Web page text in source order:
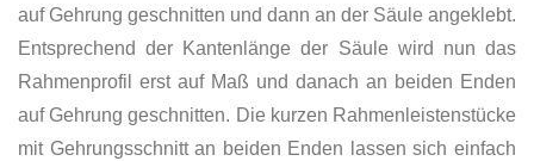
auf Gehrung geschnitten und dann an der Säule angeklebt.
Entsprechend der Kantenlänge der Säule wird nun das
Rahmenprofil erst auf Maß und danach an beiden Enden
auf Gehrung geschnitten. Die kurzen Rahmenleistenstücke
mit Gehrungsschnitt an beiden Enden lassen sich einfach